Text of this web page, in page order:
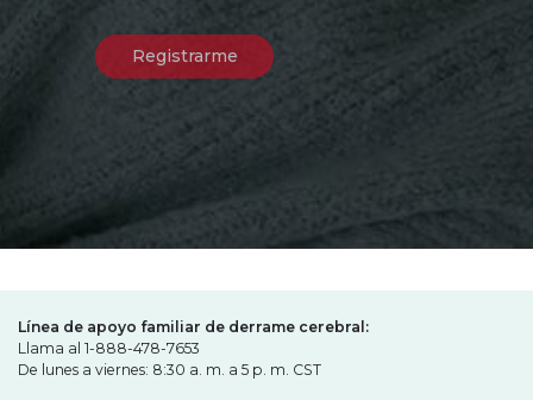
Línea de apoyo familiar de derrame cerebral:
Llama al 1-888-478-7653
De lunes a viernes: 8:30 a. m. a 5 p. m. CST